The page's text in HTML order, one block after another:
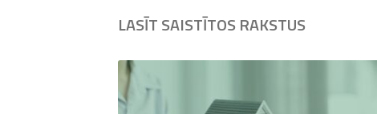
LASĪT SAISTĪTOS RAKSTUS